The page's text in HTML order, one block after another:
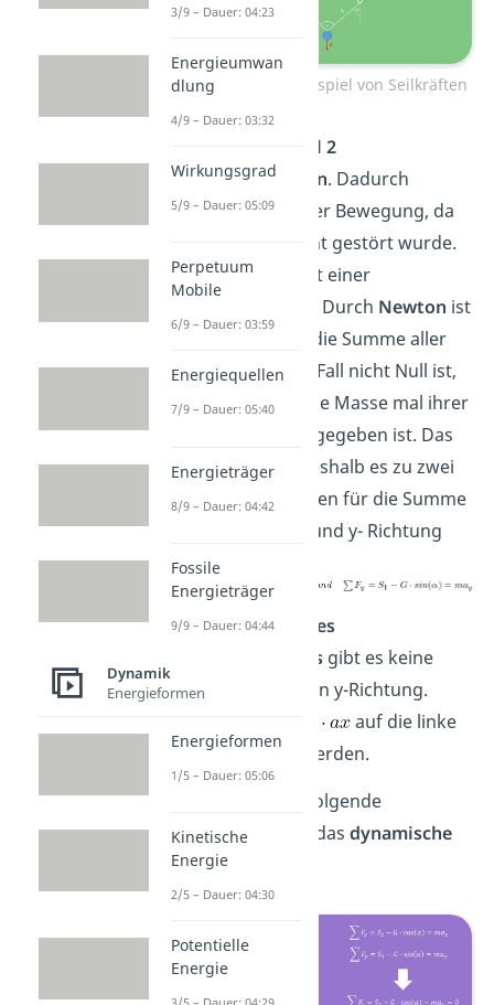
D’Alembert am Beispiel von Seilkräften
Seil 2
durchgeschnitten. Dadurch
kommt es zu einer Bewegung, da
das Gleichgewicht gestört wurde.
Diese beginnt mit einer
. Durch Newton ist
festgelegt, dass die Summe aller
Kräfte in diesem Fall nicht Null ist,
sondern durch die Masse mal ihrer
Beschleunigung gegeben ist. Das
ist derGrund
, weshalb es zu zwei
neuen Gleichungen für die Summe
aller Kräfte in x- und y- Richtung
ZumZeitpunkt des
Durchschneidensgibt es keine
Beschleunigung in y-Richtung.
auf die linke
Seite gebracht werden.
So erhalten wir folgende
Gleichungen für das dynamische
Gleichgewicht
3/9 – Dauer: 04:23
Energieumwan
dlung
4/9 – Dauer: 03:32
Wirkungsgrad
5/9 – Dauer: 05:09
Perpetuum
Mobile
6/9 – Dauer: 03:59
Energiequellen
7/9 – Dauer: 05:40
Energieträger
8/9 – Dauer: 04:42
Fossile
Energieträger
9/9 – Dauer: 04:44
Dynamik
Energieformen
Energieformen
1/5 – Dauer: 05:06
Kinetische
Energie
2/5 – Dauer: 04:30
Potentielle
Energie